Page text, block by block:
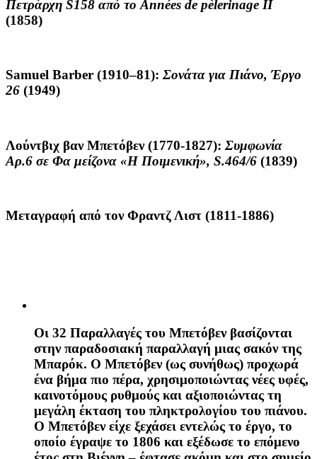
Πετράρχη S158 από το Années de pèlerinage II
(1858)
Samuel Barber (1910–81): Σονάτα για Πιάνο, Έργο
26 (1949)
Λούντβιχ βαν Μπετόβεν(1770-1827): Συμφωνία
Αρ.6 σε Φα μείζονα «Η Ποιμενική», S.464/6 (1839)
Μεταγραφή από τονΦραντζ Λιστ (1811-1886)
Οι 32 Παραλλαγές του Μπετόβεν βασίζονται
στην παραδοσιακή παραλλαγή μιας σακόν της
Μπαρόκ. Ο Μπετόβεν (ως συνήθως) προχωρά
ένα βήμα πιο πέρα, χρησιμοποιώντας νέες υφές,
καινοτόμους ρυθμούς και αξιοποιώντας τη
μεγάλη έκταση του πληκτρολογίου του πιάνου.
Ο Μπετόβεν είχε ξεχάσει εντελώς το έργο, το
οποίο έγραψε το 1806 και εξέδωσε το επόμενο